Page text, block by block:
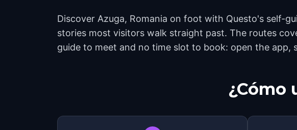
Discover Azuga, Romania on foot with Questo's self-
stories most visitors walk straight past. The routes
guide to meet and no time slot to book: open the app,
¿Cómo